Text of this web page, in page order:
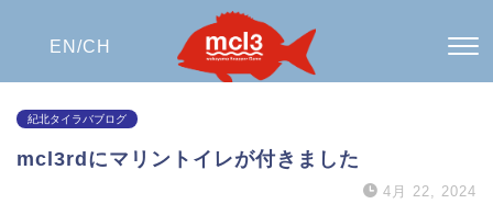
EN/CH
紀北タイラバブログ
mcl3rdにマリントイレが付きました
4月 22, 2024